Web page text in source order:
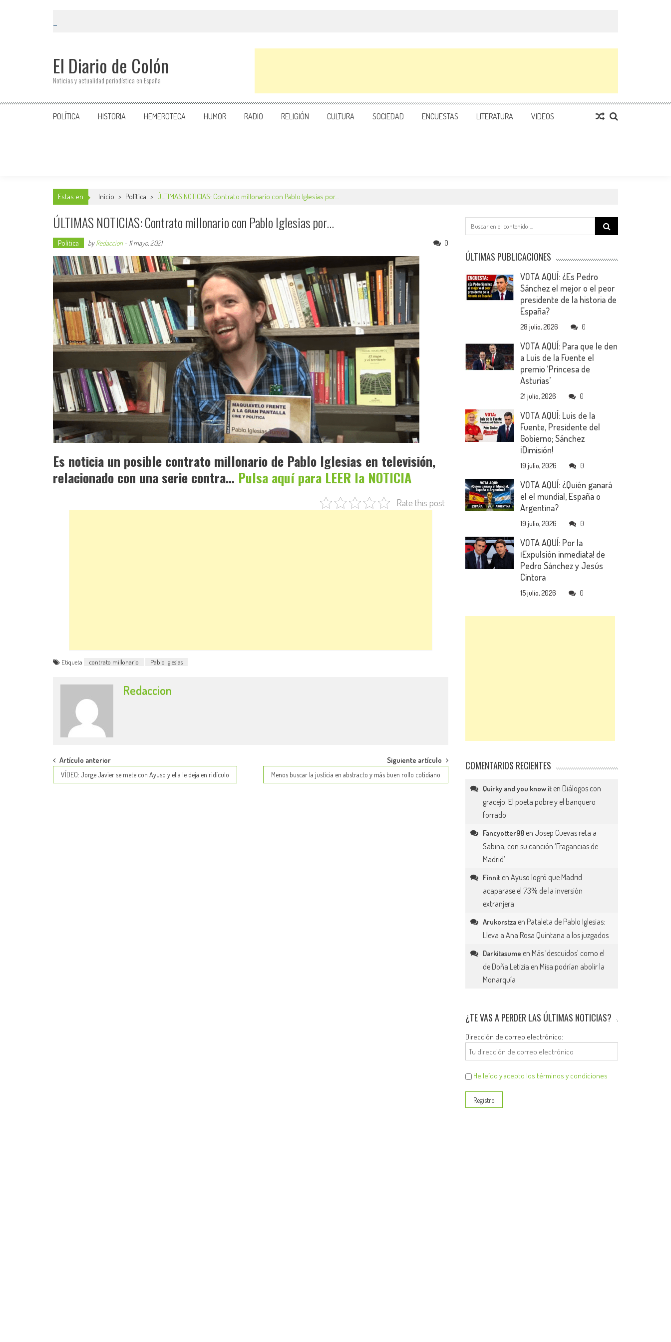
El Diario de Colón
Noticias y actualidad periodística en España
POLÍTICA HISTORIA HEMEROTECA HUMOR RADIO RELIGIÓN CULTURA SOCIEDAD ENCUESTAS LITERATURA VIDEOS
Estas en Inicio > Política > ÚLTIMAS NOTICIAS: Contrato millonario con Pablo Iglesias por…
ÚLTIMAS NOTICIAS: Contrato millonario con Pablo Iglesias por…
Política byRedaccion - 11 mayo, 2021 0
Es noticia un posible contrato millonario de Pablo Iglesias en televisión,
relacionado con una serie contra… Pulsa aquí para LEER la NOTICIA
Rate this post
Etiqueta contrato millonario Pablo Iglesias
Redaccion
Post
navigation
Artículo anterior
VÍDEO: Jorge Javier se mete con Ayuso y ella le deja en ridículo
Siguiente artículo
Menos buscar la justicia en abstracto y más buen rollo cotidiano
Search
for:
ÚLTIMAS PUBLICACIONES
VOTA AQUÍ: ¿Es Pedro
Sánchez el mejor o el peor
presidente de la historia de
España?
28 julio, 2026 0
VOTA AQUÍ: Para que le den
a Luis de la Fuente el
premio ‘Princesa de
Asturias’
21 julio, 2026 0
VOTA AQUÍ: Luis de la
Fuente, Presidente del
Gobierno; Sánchez
¡Dimisión!
19 julio, 2026 0
VOTA AQUÍ: ¿Quién ganará
el el mundial, España o
Argentina?
19 julio, 2026 0
VOTA AQUÍ: Por la
¡Expulsión inmediata! de
Pedro Sánchez y Jesús
Cintora
15 julio, 2026 0
COMENTARIOS RECIENTES
Quirky and you know it en Diálogos con
gracejo: El poeta pobre y el banquero
forrado
Fancyotter98 en Josep Cuevas reta a
Sabina, con su canción ‘Fragancias de
Madrid’
Finnit enAyuso logró que Madrid
acaparase el 73% de la inversión
extranjera
Arukorstza en Pataleta de Pablo Iglesias:
Lleva a Ana Rosa Quintana a los juzgados
Darkitasume en Más ‘descuidos’ como el
de Doña Letizia en Misa podrían abolir la
Monarquía
¿TE VAS A PERDER LAS ÚLTIMAS NOTICIAS?
Dirección de correo electrónico:
He leído y acepto los términos y condiciones